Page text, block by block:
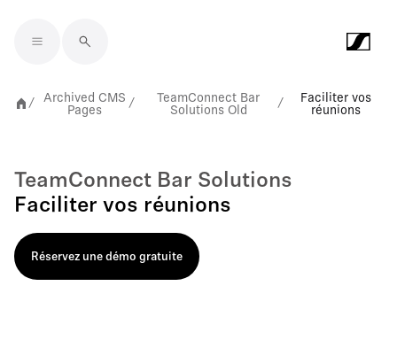
/
Archived CMS
Pages
/
TeamConnect Bar
Solutions Old
/
Faciliter vos
réunions
TeamConnect Bar Solutions
Faciliter vos réunions
Réservez une démo gratuite